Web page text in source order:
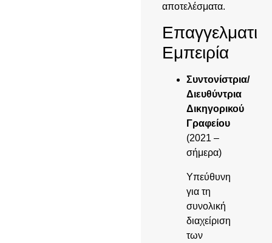
αποτελέσματα.
Εμπειρία
Συντονίστρια/
Διευθύντρια
Δικηγορικού
Γραφείου
(2021 –
σήμερα)
Υπεύθυνη
για τη
συνολική
διαχείριση
των